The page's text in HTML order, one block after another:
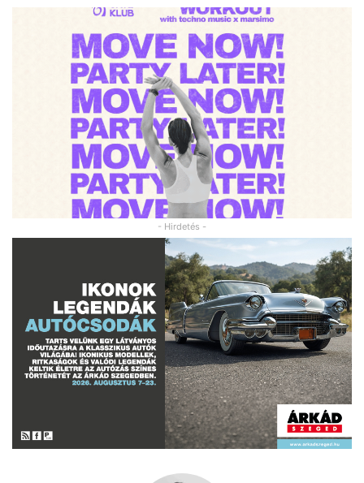
- Hirdetés -